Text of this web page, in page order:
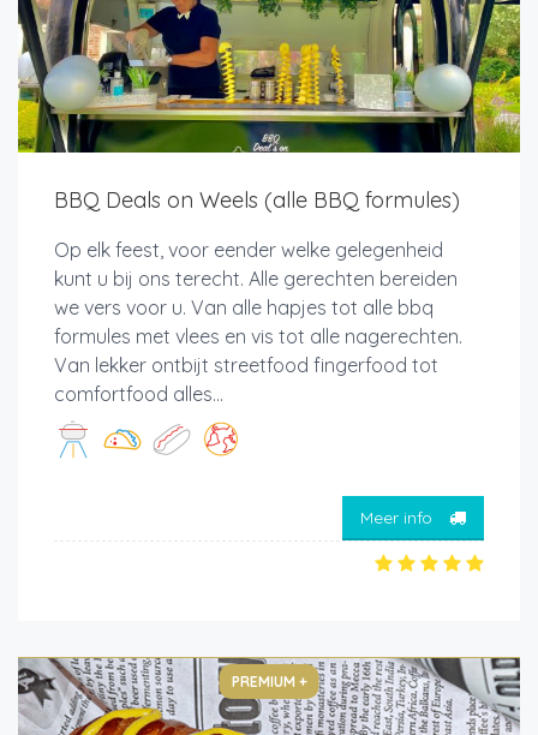
BBQ Deals on Weels (alle BBQ formules)
Op elk feest, voor eender welke gelegenheid
kunt u bij ons terecht. Alle gerechten bereiden
we vers voor u. Van alle hapjes tot alle bbq
formules met vlees en vis tot alle nagerechten.
Van lekker ontbijt streetfood fingerfood tot
comfortfood alles...
Meer info
PREMIUM +